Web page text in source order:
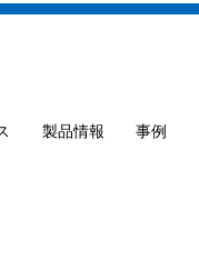
製品情報 事例